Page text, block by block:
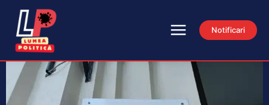
Notificari